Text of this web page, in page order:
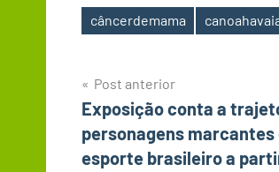
Tags
câncerdemama
Navegação
de
Post
Post anterior
Exposição conta a
personagens
esporte brasileiro a